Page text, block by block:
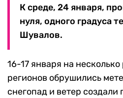
К среде, 24 января,
нуля, одного градуса
Шувалов.
16-17 января на
регионов обрушились
снегопад и ветер создали